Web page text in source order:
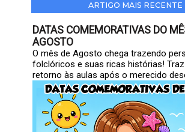
ARTIGO MAIS RECENTE
DATAS COMEMORATIVAS DO
AGOSTO
O mês de Agosto chega trazendo
folclóricos e suas ricas histórias!
retorno às aulas após o merecido